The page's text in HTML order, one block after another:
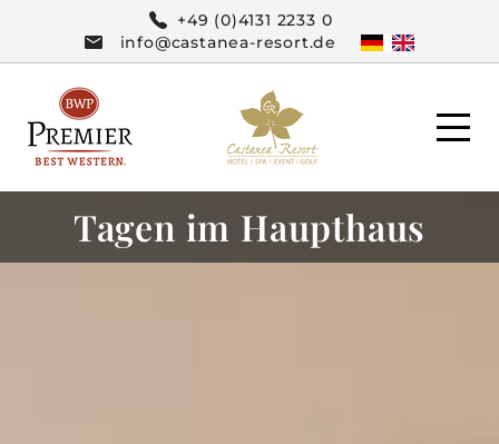
+49 (0)4131 2233 0
info@castanea-resort.de
Tagen im Haupthaus